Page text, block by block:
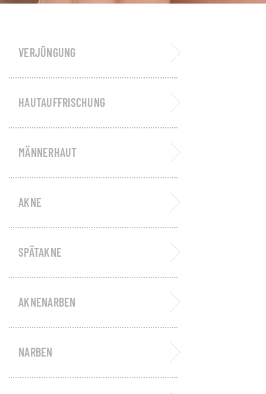
VERJÜNGUNG
HAUTAUFFRISCHUNG
MÄNNERHAUT
AKNE
SPÄTAKNE
AKNENARBEN
NARBEN